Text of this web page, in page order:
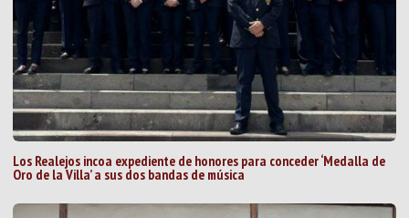
Los Realejos incoa expediente de honores para conceder ‘Medalla de
Oro de la Villa’ a sus dos bandas de música